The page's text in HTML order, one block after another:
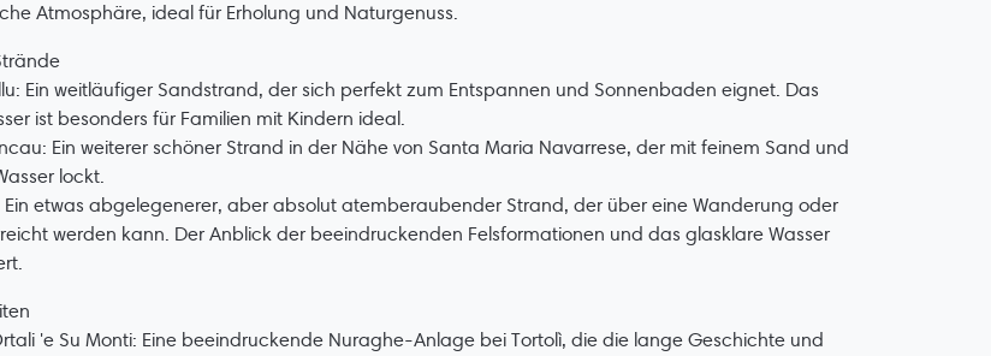
Atmosphäre, ideal für Erholung und Naturgenuss.
Ein weitläufiger Sandstrand, der sich perfekt zum Entspannen und Sonnenbaden eignet. Das
ist besonders für Familien mit Kindern ideal.
Ein weiterer schöner Strand in der Nähe von Santa Maria Navarrese, der mit feinem Sand und
lockt.
etwas abgelegenerer, aber absolut atemberaubender Strand, der über eine Wanderung oder
werden kann. Der Anblick der beeindruckenden Felsformationen und das glasklare Wasser
'e Su Monti: Eine beeindruckende Nuraghe-Anlage bei Tortolì, die die lange Geschichte und